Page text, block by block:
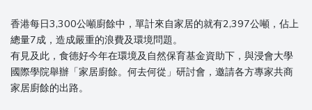
香港每日3,300公噸廚餘中，單計來自家居的就有2,397公噸，佔上
總量7成，造成嚴重的浪費及環境問題。
有見及此，食德好今年在環境及自然保育基金資助下，與浸會大學
國際學院舉辦「家居廚餘。何去何從」研討會，邀請各方專家共商
家居廚餘的出路。